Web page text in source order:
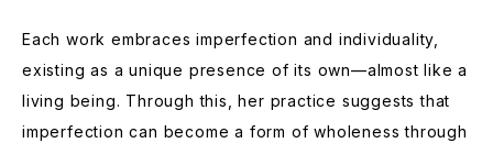
Each work embraces imperfection and individuality,
existing as a unique presence of its own—almost like a
living being. Through this, her practice suggests that
imperfection can become a form of wholeness through